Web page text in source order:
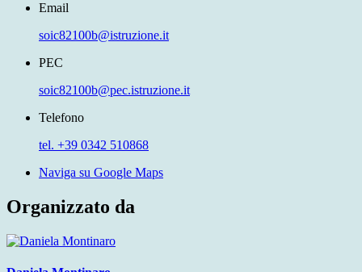
Email
soic82100b@istruzione.it
PEC
soic82100b@pec.istruzione.it
Telefono
tel. +39 0342 510868
Naviga su Google Maps
Organizzato da